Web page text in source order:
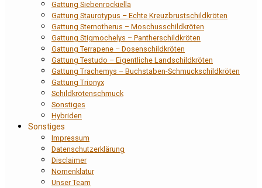
Gattung Siebenrockiella
Gattung Staurotypus – Echte Kreuzbrustschildkröten
Gattung Sternotherus – Moschusschildkröten
Gattung Stigmochelys – Pantherschildkröten
Gattung Terrapene – Dosenschildkröten
Gattung Testudo – Eigentliche Landschildkröten
Gattung Trachemys – Buchstaben-Schmuckschildkröten
Gattung Trionyx
Schildkrötenschmuck
Sonstiges
Hybriden
Sonstiges
Impressum
Datenschutzerklärung
Disclaimer
Nomenklatur
Unser Team